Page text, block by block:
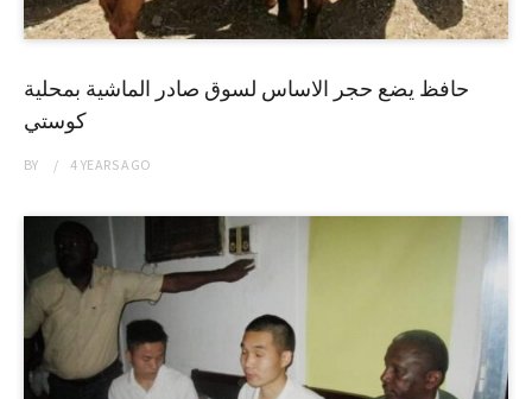
حافظ يضع حجر الاساس لسوق صادر الماشية بمحلية
كوستي
BY 4 YEARSAGO